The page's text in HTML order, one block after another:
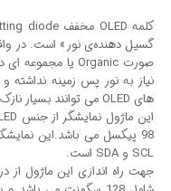
نیاز به نور پس زمینه
های OLED می توانند بسیار نازک تر از سایر فناوری های نمایشگر باشند.
SCL و SDA است.